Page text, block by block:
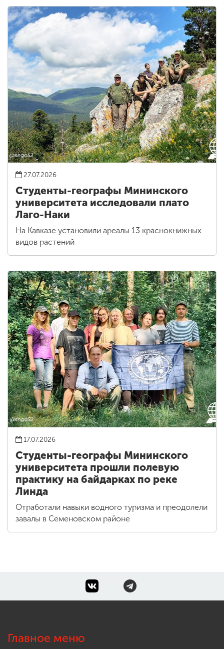
27.07.2026
Студенты-географы Мининского
университета исследовали плато
Лаго-Наки
На Кавказе установили ареалы 13 краснокнижных
видов растений
17.07.2026
Студенты-географы Мининского
университета прошли полевую
практику на байдарках по реке
Линда
Отработали навыки водного туризма и преодолели
завалы в Семеновском районе
Главное меню